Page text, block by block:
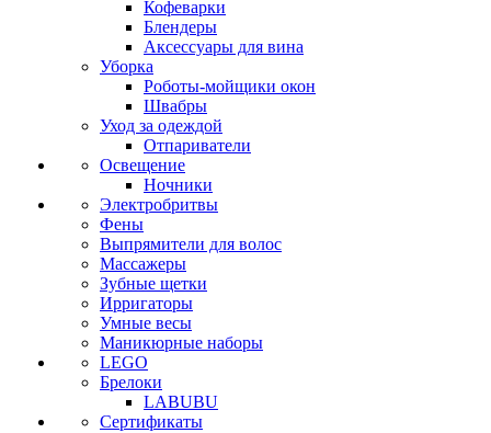
Кофеварки
Блендеры
Аксессуары для вина
Уборка
Роботы-мойщики окон
Швабры
Уход за одеждой
Отпариватели
Освещение
Ночники
Электробритвы
Фены
Выпрямители для волос
Массажеры
Зубные щетки
Ирригаторы
Умные весы
Маникюрные наборы
LEGO
Брелоки
LABUBU
Сертификаты